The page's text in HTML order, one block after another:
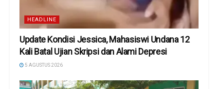
HEADLINE
Update Kondisi Jessica, Mahasiswi Undana 12
Kali Batal Ujian Skripsi dan Alami Depresi
5 AGUSTUS 2026